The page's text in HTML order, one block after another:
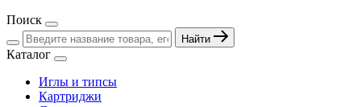
Поиск
Найти
Каталог
Иглы и типсы
Картриджи